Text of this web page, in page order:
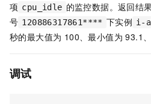
项 cpu_idle 的监控数据。返回结
号 120886317861**** 下实例 i-
秒的最大值为 100、最小值为 93.1
调试